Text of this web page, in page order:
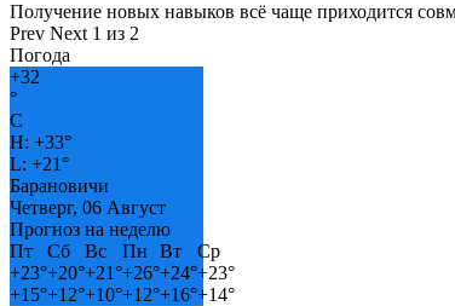
Получение новых навыков всё чаще приходится
Prev Next 1 из 2
Погода
+32
°
C
H: +33°
L: +21°
Барановичи
Четверг, 06 Август
Прогноз на неделю
Пт
Сб Вс Пн Вт
Ср
+23°+20°+21°+26°+24°+23°
+15°+12°+10°+12°+16°+14°